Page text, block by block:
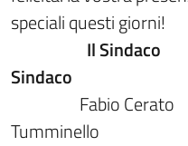
speciali questi giorni!
Il
Sindaco
Fabio
Tumminello